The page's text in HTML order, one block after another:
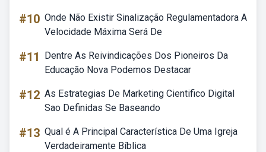
#10 Onde Não Existir Sinalização Regulamentadora A
Velocidade Máxima Será De
#11
Dentre As Reivindicações Dos Pioneiros Da
Educação Nova Podemos Destacar
#12 As Estrategias De Marketing Cientifico Digital
Sao Definidas Se Baseando
#13 Qual é A Principal Característica De Uma Igreja
Verdadeiramente Bíblica